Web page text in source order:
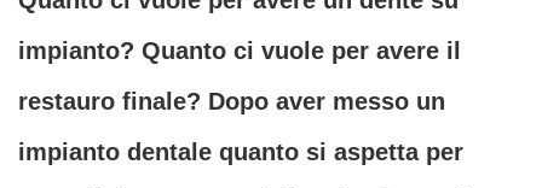
impianto? Quanto ci vuole per avere il
restauro finale? Dopo aver messo un
impianto dentale quanto si aspetta per